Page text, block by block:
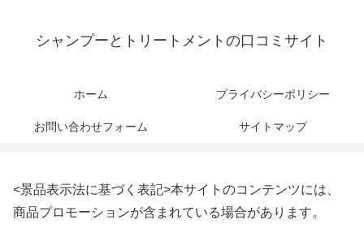
シャンプーとトリートメントの口コミサイト
ホーム プライバシーポリシー
お問い合わせフォーム サイトマップ
<景品表示法に基づく表記>本サイトのコンテンツには、
商品プロモーションが含まれている場合があります。